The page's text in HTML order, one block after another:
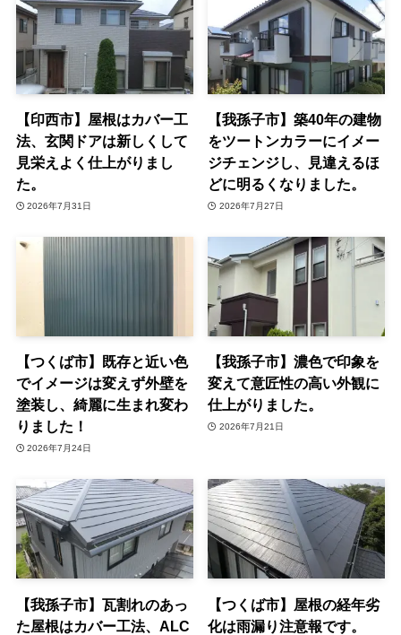
【印西市】屋根はカバー工
法、玄関ドアは新しくして
見栄えよく仕上がりまし
た。
2026年7月31日
【我孫子市】築40年の建物
をツートンカラーにイメー
ジチェンジし、見違えるほ
どに明るくなりました。
2026年7月27日
【つくば市】既存と近い色
でイメージは変えず外壁を
塗装し、綺麗に生まれ変わ
りました！
2026年7月24日
【我孫子市】濃色で印象を
変えて意匠性の高い外観に
仕上がりました。
2026年7月21日
【我孫子市】瓦割れのあっ
た屋根はカバー工法、ALC
【つくば市】屋根の経年劣
化は雨漏り注意報です。